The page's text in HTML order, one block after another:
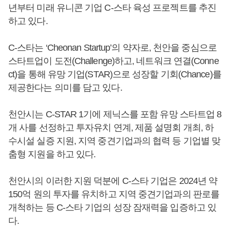
년부터 미래 유니콘 기업 C-스타 육성 프로젝트를 추진
하고 있다.
C-스타는 ‘Cheonan Startup’의 약자로, 천안을 중심으로
스타트업이 도전(Challenge)하고, 네트워크 연결(Conne
ct)을 통해 유망 기업(STAR)으로 성장할 기회(Chance)를
제공한다는 의미를 담고 있다.
천안시는 C-STAR 1기에 제닉스를 포함 유망 스타트업 8
개 사를 선정하고 투자유치 연계, 제품 설명회 개최, 하
수시설 실증 지원, 지역 중견기업과의 협력 등 기업별 맞
춤형 지원을 하고 있다.
천안시의 이러한 지원 덕분에 C-스타 기업은 2024년 약
150억 원의 투자를 유치하고 지역 중견기업과의 판로를
개척하는 등 C-스타 기업의 성장 잠재력을 입증하고 있
다.